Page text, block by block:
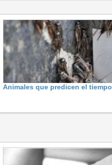
Animales que predicen el tiempo